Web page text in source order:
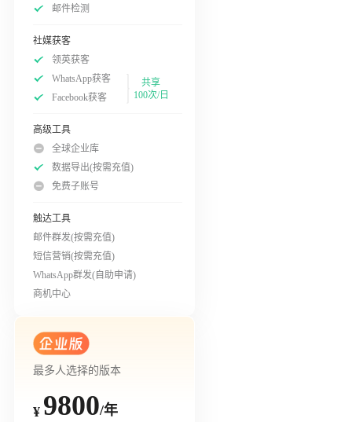
邮件检测
社媒获客
领英获客
WhatsApp获客
Facebook获客
共享
100次/日
高级工具
全球企业库
数据导出(按需充值)
免费子账号
触达工具
邮件群发(按需充值)
短信营销(按需充值)
WhatsApp群发(自助申请)
商机中心
最多人选择的版本
¥ 9800/年